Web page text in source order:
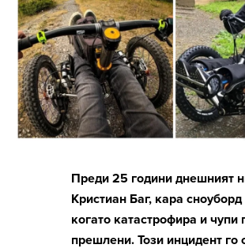
Преди 25 години днешният
Кристиан Баг, кара
когато катастрофира и чупи
прешлени. Този инцидент го